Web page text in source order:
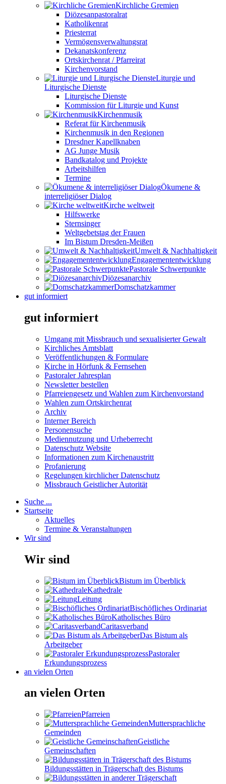
Kirchliche Gremien
Diözesanpastoralrat
Katholikenrat
Priesterrat
Vermögensverwaltungsrat
Dekanatskonferenz
Ortskirchenrat / Pfarreirat
Kirchenvorstand
Liturgie und
Liturgische Dienste
Liturgische Dienste
Kommission für Liturgie und Kunst
Kirchenmusik
Referat für Kirchenmusik
Kirchenmusik in den Regionen
Dresdner Kapellknaben
AG Junge Musik
Bandkatalog und Projekte
Arbeitshilfen
Termine
Ökumene &
interreligiöser Dialog
Kirche weltweit
Hilfswerke
Sternsinger
Weltgebetstag der Frauen
Im Bistum Dresden-Meißen
Umwelt & Nachhaltigkeit
Engagemententwicklung
Pastorale Schwerpunkte
Diözesanarchiv
Domschatzkammer
gut informiert
gut informiert
Umgang mit Missbrauch und sexualisierter Gewalt
Kirchliches Amtsblatt
Veröffentlichungen & Formulare
Kirche in Hörfunk & Fernsehen
Pastoraler Jahresplan
Newsletter bestellen
Pfarreiengesetz und Wahlen zum Kirchenvorstand
Wahlen zum Ortskirchenrat
Archiv
Interner Bereich
Personensuche
Mediennutzung und Urheberrecht
Datenschutz Website
Informationen zum Kirchenaustritt
Profanierung
Regelungen kirchlicher Datenschutz
Missbrauch Geistlicher Autorität
Suche ...
Startseite
Aktuelles
Termine & Veranstaltungen
Wir sind
Wir sind
Bistum im Überblick
Kathedrale
Leitung
Bischöfliches Ordinariat
Katholisches Büro
Caritasverband
Das Bistum als
Arbeitgeber
Pastoraler
Erkundungsprozess
an vielen Orten
an vielen Orten
Pfarreien
Muttersprachliche
Gemeinden
Geistliche
Gemeinschaften
Bildungsstätten in Trägerschaft des Bistums